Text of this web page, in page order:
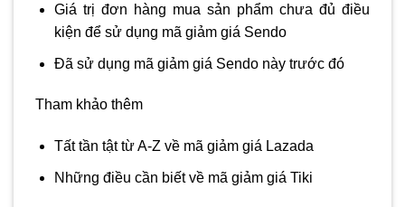
Giá trị đơn hàng mua sản phẩm chưa đủ điều
kiện để sử dụng mã giảm giá Sendo
Đã sử dụng mã giảm giá Sendo này trước đó
Tham khảo thêm
Tất tần tật từ A-Z về mã giảm giá Lazada
Những điều cần biết về mã giảm giá Tiki